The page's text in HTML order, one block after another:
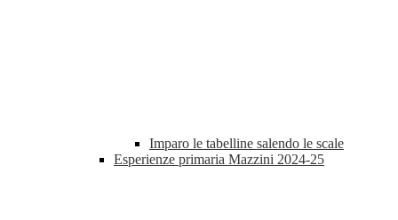
Imparo le tabelline salendo le scale
Esperienze primaria Mazzini 2024-25